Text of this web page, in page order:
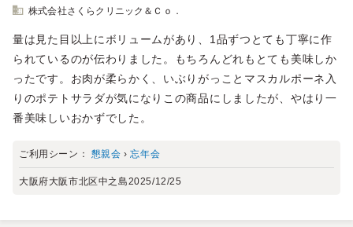
株式会社さくらクリニック＆Ｃｏ．
量は見た目以上にボリュームがあり、1品ずつとても丁寧に作
られているのが伝わりました。もちろんどれもとても美味しか
ったです。お肉が柔らかく、いぶりがっことマスカルポーネ入
りのポテトサラダが気になりこの商品にしましたが、やはり一
番美味しいおかずでした。
ご利用シーン： 懇親会 ›忘年会
大阪府大阪市北区中之島2025/12/25